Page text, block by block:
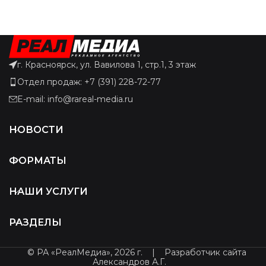
г. Красноярск, ул. Вавилова 1, стр.1, 3 этаж
Отдел продаж: +7 (391) 228-72-77
E-mail: info@rareal-media.ru
НОВОСТИ
ФОРМАТЫ
НАШИ УСЛУГИ
РАЗДЕЛЫ
© РА «РеалМедиа», 2026 г. |
Разработчик сайта
Александров А.Г.